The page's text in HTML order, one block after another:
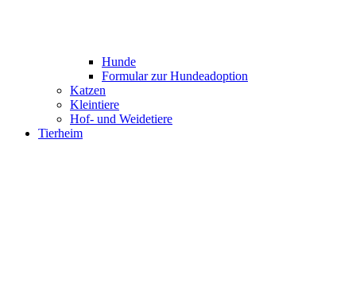
Hunde
Formular zur Hundeadoption
Katzen
Kleintiere
Hof- und Weidetiere
Tierheim